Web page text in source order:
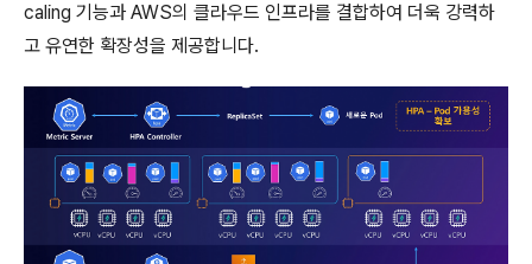
caling 기능과 AWS의 클라우드 인프라를 결합하여 더욱 강력하
고 유연한 확장성을 제공합니다.